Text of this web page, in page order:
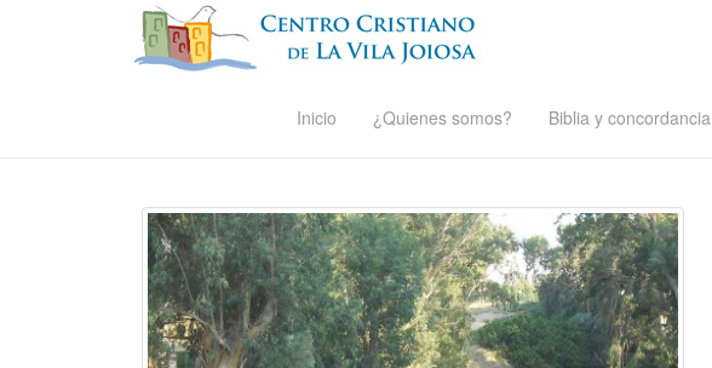
Inicio ¿Quienes somos? Biblia y concordancia